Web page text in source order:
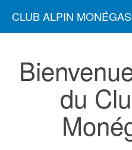
CLUB ALPIN
du